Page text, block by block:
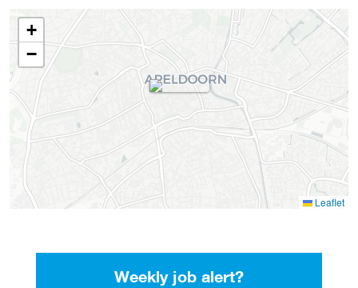
+
−
Leaflet
Weekly job alert?